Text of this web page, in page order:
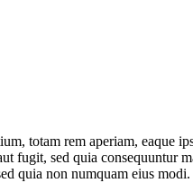
totam rem aperiam, eaque
fugit, sed quia consequuntur
quia non numquam eius modi.